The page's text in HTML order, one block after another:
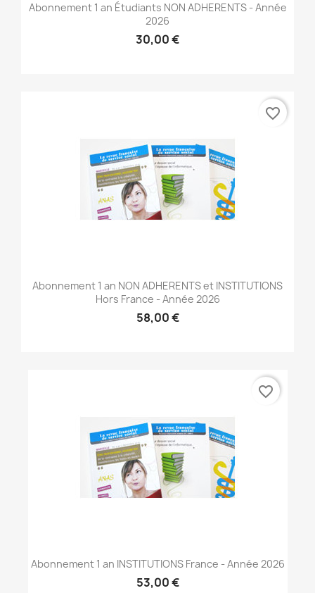
Abonnement 1 an Étudiants NON ADHERENTS - Année
2026
30,00 €
Abonnement 1 an NON ADHERENTS et INSTITUTIONS
Hors France - Année 2026
58,00 €
favorite_border
Abonnement 1 an INSTITUTIONS France - Année 2026
53,00 €
favorite_border